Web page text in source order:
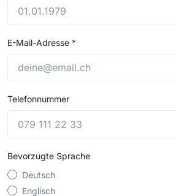
E-Mail-Adresse *
Telefonnummer
Bevorzugte Sprache
Deutsch
Englisch